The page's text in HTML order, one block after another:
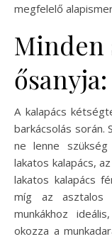
megfelelő
Minden
A kalapács
barkácsolás során.
ne lenne
lakatos kalapács,
lakatos kalapács
míg az asztalos
munkákhoz
okozza a